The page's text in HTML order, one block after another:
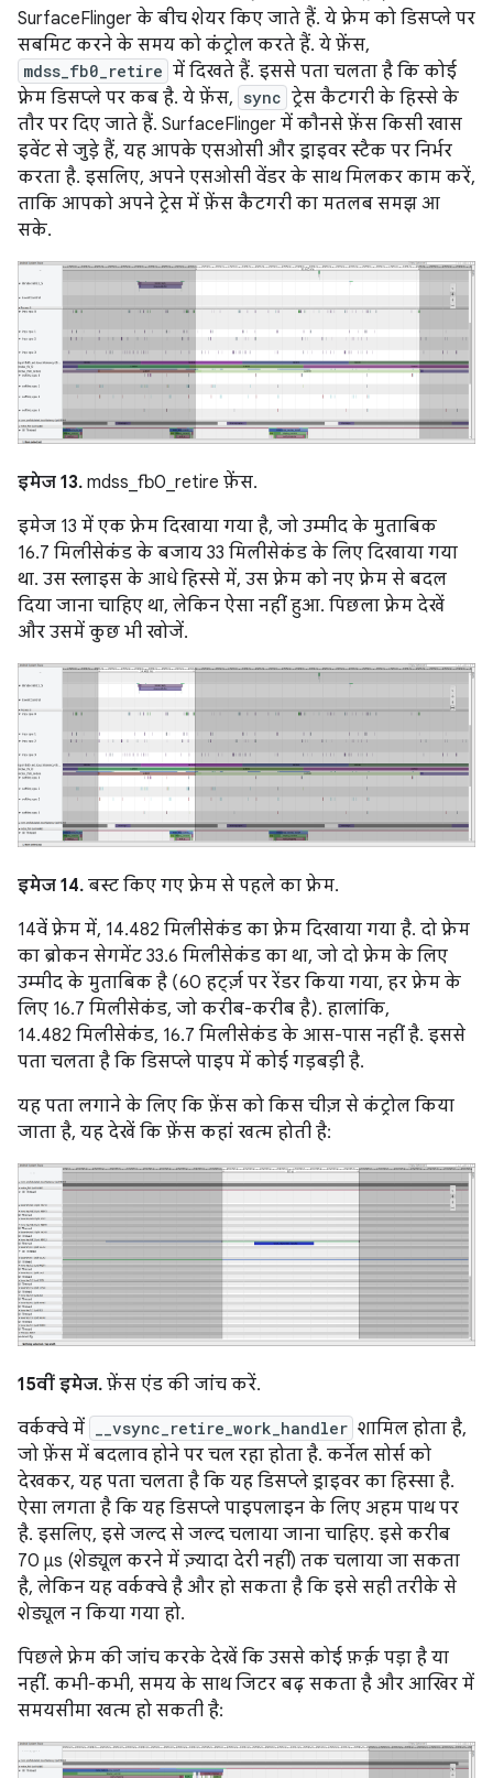
SurfaceFlinger के बीच शेयर किए जाते हैं. ये फ़्रेम को डिसप्ले पर
सबमिट करने के समय को कंट्रोल करते हैं. ये फ़ेंस,
mdss_fb0_retire में दिखते हैं. इससे पता चलता है कि कोई
फ़्रेम डिसप्ले पर कब है. ये फ़ेंस, sync ट्रेस कैटगरी के हिस्से के
तौर पर दिए जाते हैं. SurfaceFlinger में कौनसे फ़ेंस किसी खास
इवेंट से जुड़े हैं, यह आपके एसओसी और ड्राइवर स्टैक पर निर्भर
करता है. इसलिए, अपने एसओसी वेंडर के साथ मिलकर काम करें,
ताकि आपको अपने ट्रेस में फ़ेंस कैटगरी का मतलब समझ आ
सके.
इमेज 13. mdss_fb0_retire फ़ेंस.
इमेज 13 में एक फ़्रेम दिखाया गया है, जो उम्मीद के मुताबिक
16.7 मिलीसेकंड के बजाय 33 मिलीसेकंड के लिए दिखाया गया
था. उस स्लाइस के आधे हिस्से में, उस फ़्रेम को नए फ़्रेम से बदल
दिया जाना चाहिए था, लेकिन ऐसा नहीं हुआ. पिछला फ़्रेम देखें
और उसमें कुछ भी खोजें.
इमेज 14. बस्ट किए गए फ़्रेम से पहले का फ़्रेम.
14वें फ़्रेम में, 14.482 मिलीसेकंड का फ़्रेम दिखाया गया है. दो फ़्रेम
का ब्रोकन सेगमेंट 33.6 मिलीसेकंड का था, जो दो फ़्रेम के लिए
उम्मीद के मुताबिक है (60 हर्ट्ज़ पर रेंडर किया गया, हर फ़्रेम के
लिए 16.7 मिलीसेकंड, जो करीब-करीब है). हालांकि,
14.482 मिलीसेकंड, 16.7 मिलीसेकंड के आस-पास नहीं है. इससे
पता चलता है कि डिसप्ले पाइप में कोई गड़बड़ी है.
यह पता लगाने के लिए कि फ़ेंस को किस चीज़ से कंट्रोल किया
जाता है, यह देखें कि फ़ेंस कहां खत्म होती है:
15वीं इमेज. फ़ेंस एंड की जांच करें.
वर्कक्वे में
__vsync_retire_work_handler शामिल होता है,
जो फ़ेंस में बदलाव होने पर चल रहा होता है. कर्नेल सोर्स को
देखकर, यह पता चलता है कि यह डिसप्ले ड्राइवर का हिस्सा है.
ऐसा लगता है कि यह डिसप्ले पाइपलाइन के लिए अहम पाथ पर
है. इसलिए, इसे जल्द से जल्द चलाया जाना चाहिए. इसे करीब
70 μs (शेड्यूल करने में ज़्यादा देरी नहीं) तक चलाया जा सकता
है, लेकिन यह वर्कक्वे है और हो सकता है कि इसे सही तरीके से
शेड्यूल न किया गया हो.
पिछले फ़्रेम की जांच करके देखें कि उससे कोई फ़र्क़ पड़ा है या
नहीं. कभी-कभी, समय के साथ जिटर बढ़ सकता है और आखिर में
समयसीमा खत्म हो सकती है: